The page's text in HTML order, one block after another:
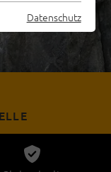
Datenschutz